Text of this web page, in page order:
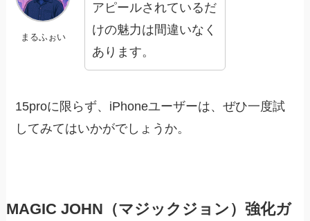
まるふぉい
アピールされているだ
けの魅力は間違いなく
あります。
15proに限らず、iPhoneユーザーは、ぜひ一度試
してみてはいかがでしょうか。
MAGIC JOHN（マジックジョン）強化ガ